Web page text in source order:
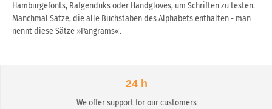
Hamburgefonts, Rafgenduks oder Handgloves, um Schriften zu testen.
Manchmal Sätze, die alle Buchstaben des Alphabets enthalten - man
nennt diese Sätze »Pangrams«.
24 h
We offer support for our customers